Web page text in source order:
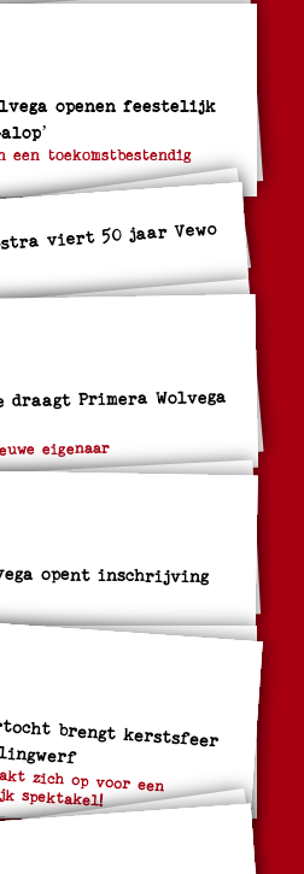
openen feestelijk
een toekomstbestendig
viert 50 jaar Vewo
Primera Wolvega
eigenaar
opent inschrijving
Weststellingwerf
zich op voor een
spektakel!